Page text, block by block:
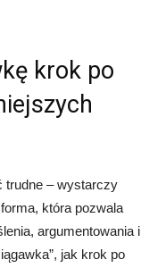
krok po
trudne – wystarczy
która pozwala
argumentowania i
jak krok po